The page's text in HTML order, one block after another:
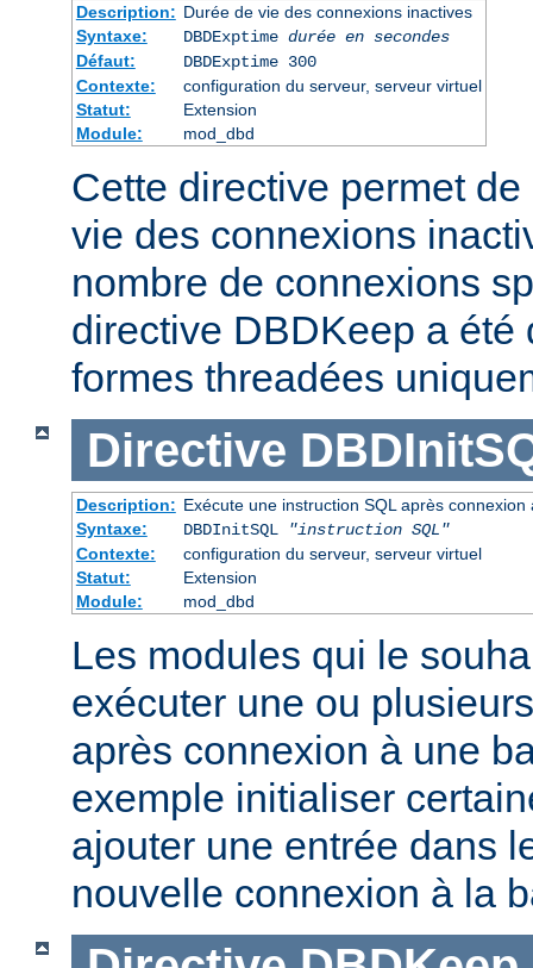
Description: Durée de vie des connexions inactives
Syntaxe:
DBDExptime durée en secondes
Défaut:
DBDExptime 300
Contexte:
configuration du serveur, serveur virtuel
Statut:
Extension
Module:
mod_dbd
Cette directive permet
vie des connexions
nombre de connexions
directive DBDKeep a été
formes threadées
Directive
Description: Exécute une instruction SQL après
Syntaxe:
DBDInitSQL
"instruction SQL"
Contexte:
configuration du serveur, serveur virtuel
Statut:
Extension
Module:
mod_dbd
Les modules qui le
exécuter une ou
après connexion à une
exemple initialiser
ajouter une entrée dans
nouvelle connexion à la